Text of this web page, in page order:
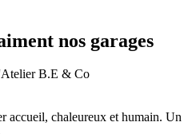
nos garages
B.E & Co
accueil, chaleureux et humain. Un